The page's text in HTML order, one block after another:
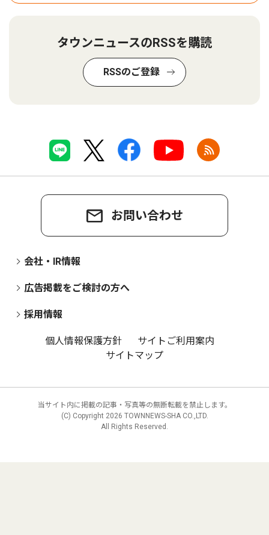
タウンニュースのRSSを購読
RSSのご登録
お問い合わせ
会社・IR情報
広告掲載をご検討の方へ
採用情報
個人情報保護方針
サイトご利用案内
サイトマップ
当サイト内に掲載の記事・写真等の無断転載を禁止します。
(C) Copyright 2026 TOWNNEWS-SHA CO.,LTD.
All Rights Reserved.